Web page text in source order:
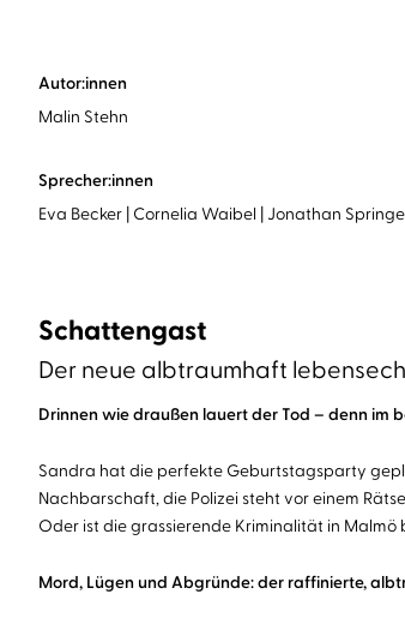
Autor:innen
Malin Stehn
Sprecher:innen
Eva Becker Cornelia Waibel Jonathan
Schattengast
Der neue albtraumhaft
Drinnen wie draußen lauert der Tod – denn im
Sandra ​hat die perfekte ​Geburtstagsparty
Nachbarschaft, die Polizei steht vor einem
Oder ist die grassierende Kriminalität in
Mord, Lügen und Abgründe: der raffinierte,